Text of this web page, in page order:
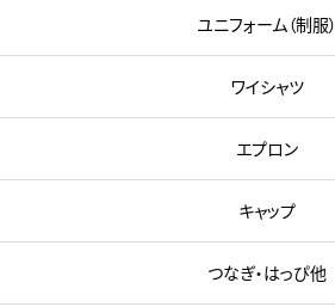
ユニフォーム（制服）
ワイシャツ
エプロン
キャップ
つなぎ・はっぴ他